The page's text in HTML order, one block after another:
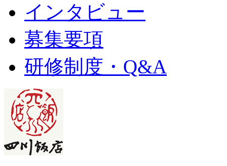
インタビュー
募集要項
研修制度・Q&A